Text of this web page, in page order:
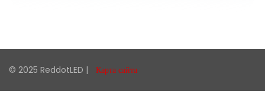
© 2025 ReddotLED | Карта сайта